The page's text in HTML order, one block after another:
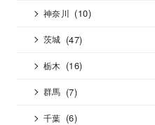
神奈川 (10)
茨城 (47)
栃木 (16)
群馬 (7)
千葉 (6)